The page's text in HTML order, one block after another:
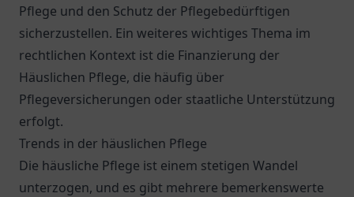
Pflege und den Schutz der Pflegebedürftigen
sicherzustellen. Ein weiteres wichtiges Thema im
rechtlichen Kontext ist die Finanzierung der
Häuslichen Pflege, die häufig über
Pflegeversicherungen oder staatliche Unterstützung
erfolgt.
Trends in der häuslichen Pflege
Die häusliche Pflege ist einem stetigen Wandel
unterzogen, und es gibt mehrere bemerkenswerte